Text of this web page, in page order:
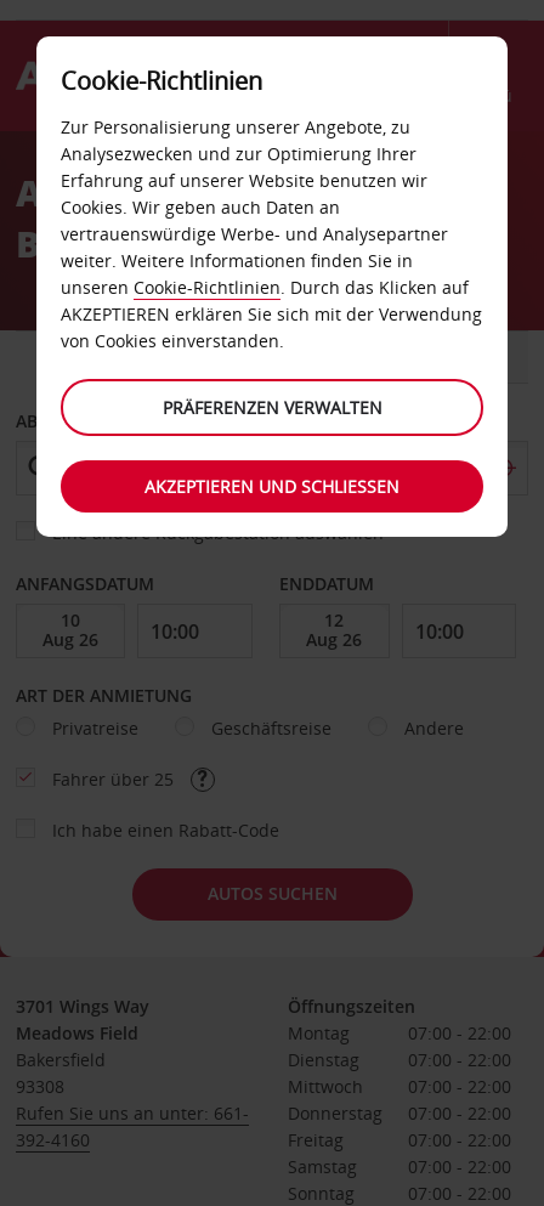
Menü
AvisAutovermietung
Bakersfield Flughafen
ABHOLEN VON
Eine andere Rückgabestation auswählen
ANFANGSDATUM ENDDATUM
ART DER ANMIETUNG
Privatreise
Geschäftsreise Andere
Fahrer über 25
Ich habe einen Rabatt-Code
AUTOS SUCHEN
3701 Wings Way
Meadows Field
Bakersfield
93308
Rufen Sie uns an unter: 661-
392-4160
Öffnungszeiten
Montag
07:00 - 22:00
Dienstag
07:00 - 22:00
Mittwoch
07:00 - 22:00
Donnerstag
07:00 - 22:00
Freitag
07:00 - 22:00
Samstag
07:00 - 22:00
Sonntag
07:00 - 22:00
Cookie-Richtlinien
Zur Personalisierung unserer Angebote, zu
Analysezwecken und zur Optimierung Ihrer
Erfahrung auf unserer Website benutzen wir
Cookies. Wir geben auch Daten an
vertrauenswürdige Werbe- und Analysepartner
weiter. Weitere Informationen finden Sie in
unseren Cookie-Richtlinien. Durch das Klicken auf
AKZEPTIEREN erklären Sie sich mit der Verwendung
von Cookies einverstanden.
PRÄFERENZEN VERWALTEN
AKZEPTIEREN UND SCHLIESSEN